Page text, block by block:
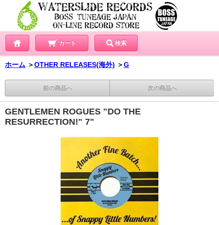
カート 検索
ホーム ＞OTHER RELEASES(海外) ＞G
前の商品へ 次の商品へ
GENTLEMEN ROGUES "DO THE
RESURRECTION!" 7"